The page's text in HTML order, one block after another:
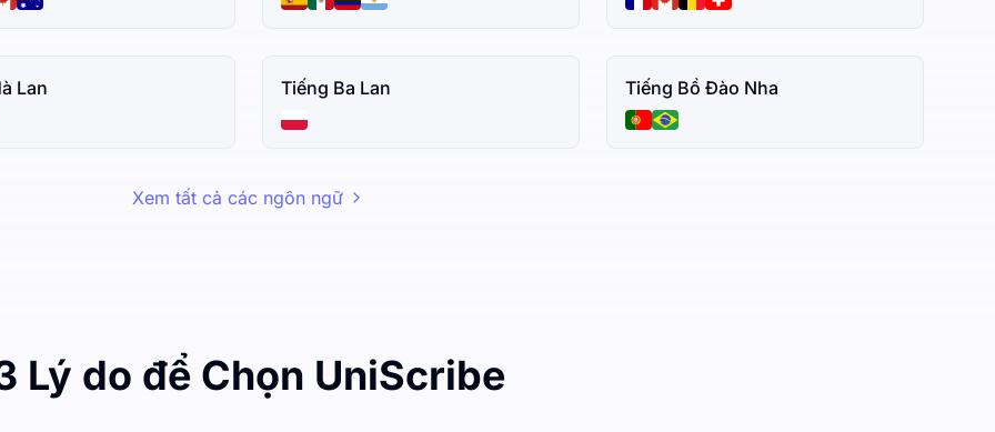
Lan Tiếng Ba Lan Tiếng Bồ Đào Nha
Xem tất cả các ngôn ngữ
Lý do để Chọn UniScribe